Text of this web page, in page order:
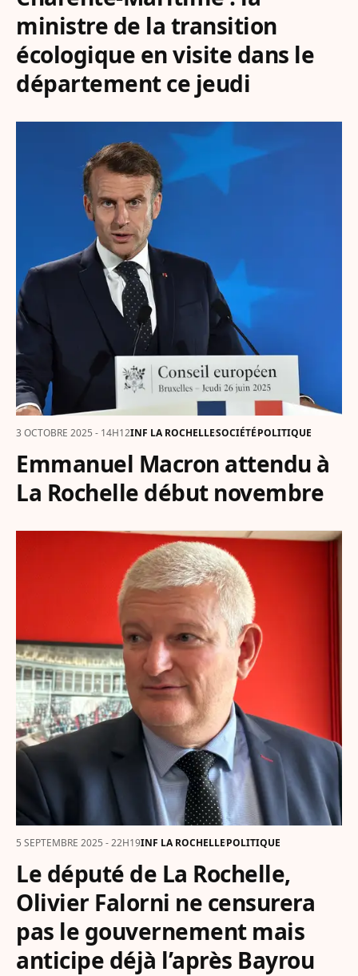
ministre de la transition
écologique en visite dans le
département ce jeudi
3 OCTOBRE 2025 - 14H12INF LA ROCHELLESOCIÉTÉPOLITIQUE
Emmanuel Macron attendu à
La Rochelle début novembre
5 SEPTEMBRE 2025 - 22H19INF LA ROCHELLEPOLITIQUE
Le député de La Rochelle,
Olivier Falorni ne censurera
pas le gouvernement mais
anticipe déjà l’après Bayrou